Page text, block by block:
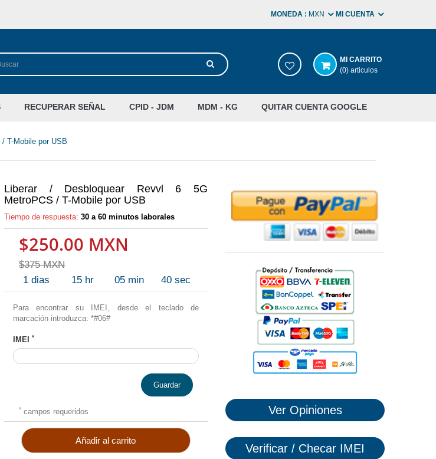
MI CUENTA
MONEDA : MXN
MI CARRITO
(0) articulos
RECUPERAR SEÑAL CPID - JDM MDM - KG QUITAR CUENTA GOOGLE
T-Mobile por USB
Liberar / Desbloquear Revvl 6 5G
MetroPCS / T-Mobile por USB
Tiempo de respuesta: 30 a 60 minutos laborales
$250.00 MXN
$375 MXN
1 dias 15 hr 05 min 39 sec
Para encontrar su IMEI, desde el teclado de
marcación introduzca: *#06#
IMEI *
Guardar
* campos requeridos
Añadir al carrito
Ver Opiniones
Verificar / Checar IMEI